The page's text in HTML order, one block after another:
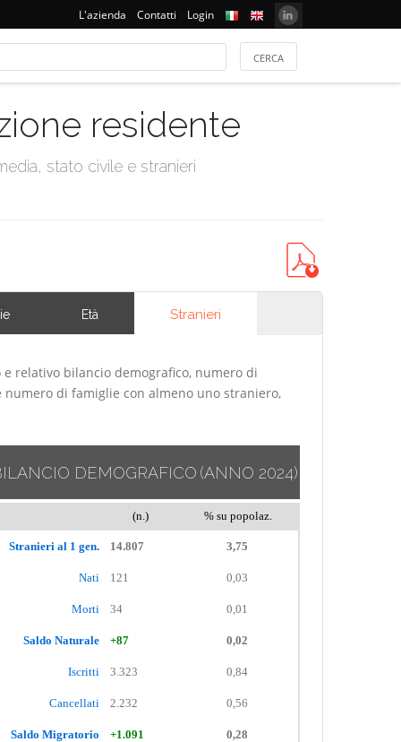
L'azienda Contatti Login
residente
stato civile e stranieri
Età Stranieri
e relativo bilancio demografico, numero di
di famiglie con almeno uno straniero,
DEMOGRAFICO (ANNO 2024)
(n.) % su popolaz.
Stranieri al 1 gen. 14.807 3,75
Nati 121 0,03
Morti 34 0,01
Saldo Naturale +87 0,02
Iscritti 3.323 0,84
Cancellati 2.232 0,56
Saldo Migratorio +1.091 0,28